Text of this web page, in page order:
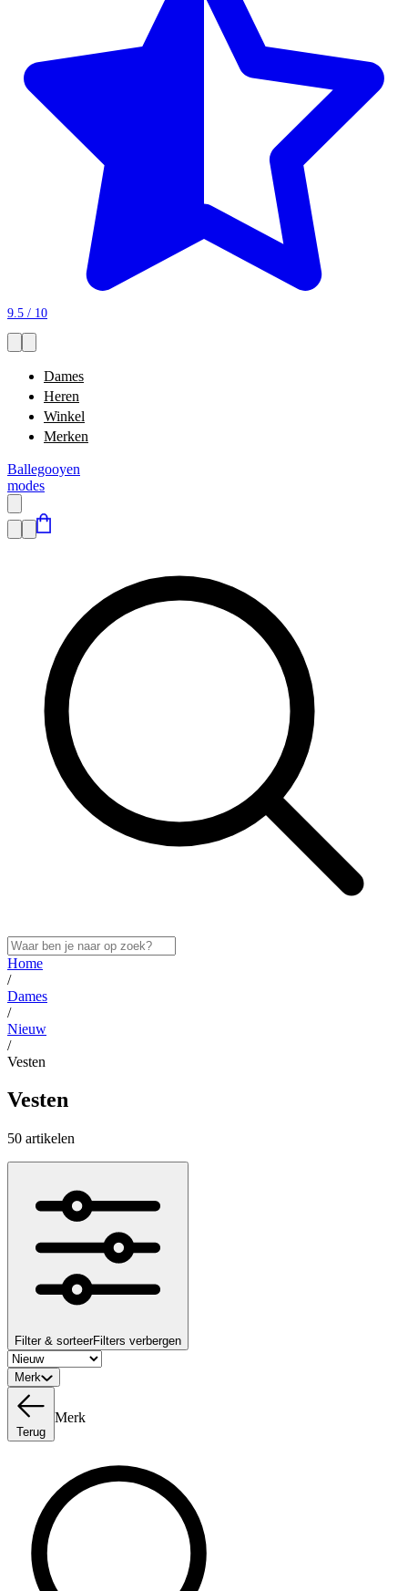
9.5 / 10
Dames
Heren
Winkel
Merken
Ballegooyen
modes
Home
/
Dames
/
Nieuw
/
Vesten
Vesten
50 artikelen
Filter & sorteerFilters verbergen
Merk
Terug
Merk